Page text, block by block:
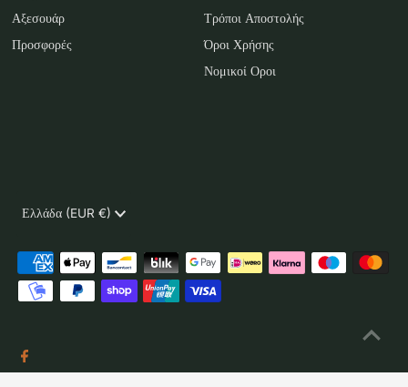
Αξεσουάρ
Προσφορές
Τρόποι Αποστολής
Όροι Χρήσης
Νομικοί Οροι
Νόμισμα
Ελλάδα (EUR €)